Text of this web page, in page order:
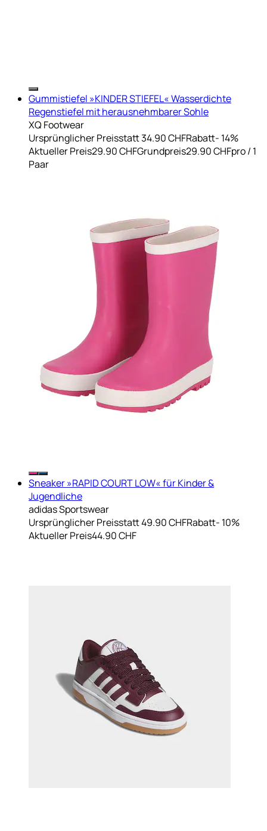
Gummistiefel »KINDER STIEFEL« Wasserdichte
Regenstiefel mit herausnehmbarer Sohle
XQ Footwear
Ursprünglicher Preisstatt 34.90 CHFRabatt- 14%
Aktueller Preis29.90 CHFGrundpreis29.90 CHFpro/ 1
Paar
Sneaker »RAPID COURT LOW« für Kinder &
Jugendliche
adidas Sportswear
Ursprünglicher Preisstatt 49.90 CHFRabatt- 10%
Aktueller Preis44.90 CHF